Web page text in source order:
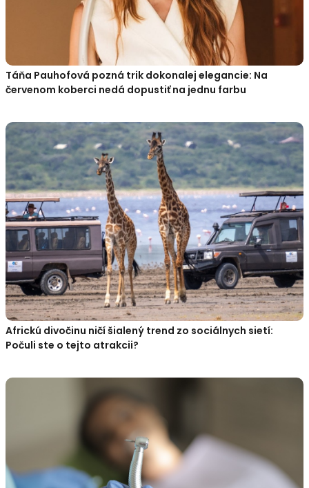
Táňa Pauhofová pozná trik dokonalej elegancie: Na
červenom koberci nedá dopustiť na jednu farbu
Africkú divočinu ničí šialený trend zo sociálnych sietí:
Počuli ste o tejto atrakcii?